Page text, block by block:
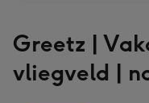
Greetz |
vliegveld |